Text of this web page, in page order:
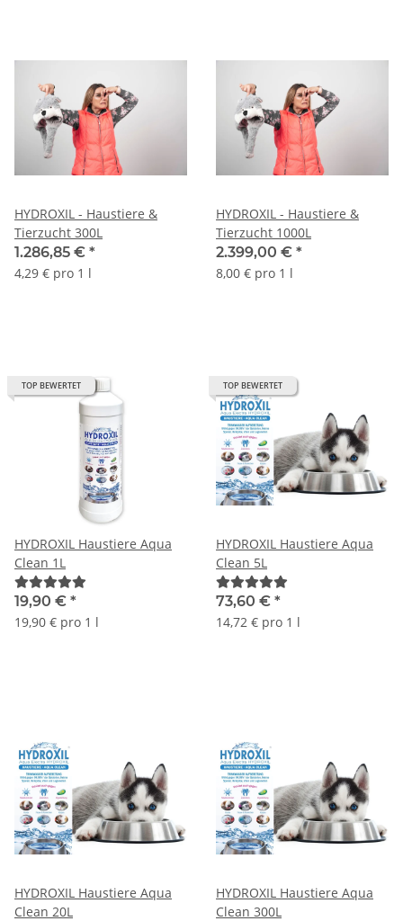
HYDROXIL - Haustiere &
Tierzucht 300L
1.286,85 € *
4,29 € pro 1 l
HYDROXIL - Haustiere &
Tierzucht 1000L
2.399,00 € *
8,00 € pro 1 l
TOP BEWERTET
HYDROXIL Haustiere Aqua
Clean 1L
19,90 € *
19,90 € pro 1 l
TOP BEWERTET
HYDROXIL Haustiere Aqua
Clean 5L
73,60 € *
14,72 € pro 1 l
HYDROXIL Haustiere Aqua
Clean 20L
HYDROXIL Haustiere Aqua
Clean 300L